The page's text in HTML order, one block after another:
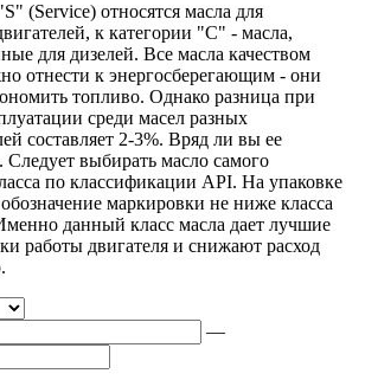
(Service) относятся масла для
к категории "С" - масла,
для дизелей. Все масла качеством
отнести к энергосберегающим - они
топливо. Однако разница при
среди масел разных
составляет 2-3%. Вряд ли вы ее
Следует выбирать масло самого
по классификации API. На упаковке
маркировки не ниже класса
данный класс масла дает лучшие
работы двигателя и снижают расход
—